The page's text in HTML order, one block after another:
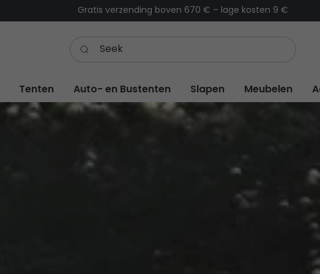
Voor 13.00 u besteld – vandaag verzonden
(werkdagen)
Tenten Auto- en Bustenten Slapen Meubelen